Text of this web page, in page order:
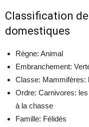
Classification
domestiques
Règne: Animal
Embranchement:
Classe: Mammifères:
Ordre: Carnivores:
à la chasse
Famille: Félidés